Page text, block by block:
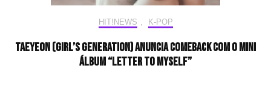
HIT!NEWS , K-POP
TAEYEON (Girl’s Generation) anuncia comeback com o mini
álbum “Letter To Myself”